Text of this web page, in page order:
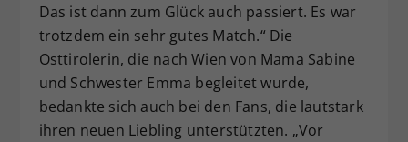
Das ist dann zum Glück auch passiert. Es war
trotzdem ein sehr gutes Match.“ Die
Osttirolerin, die nach Wien von Mama Sabine
und Schwester Emma begleitet wurde,
bedankte sich auch bei den Fans, die lautstark
ihren neuen Liebling unterstützten. „Vor